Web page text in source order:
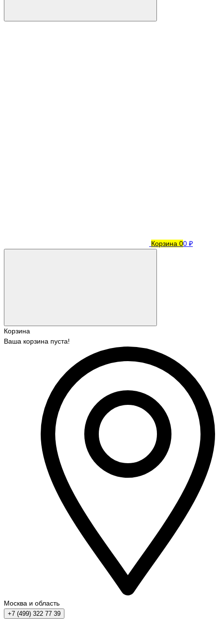
Корзина 00 ₽
Корзина
Ваша корзина пуста!
Москва и область
+7 (499) 322 77 39